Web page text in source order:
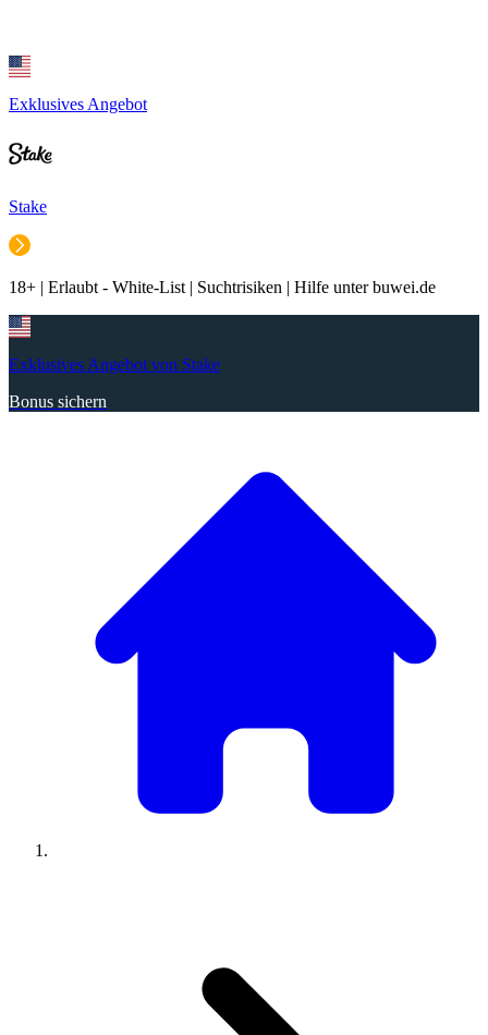
Exklusives Angebot
Stake
18+ | Erlaubt - White-List | Suchtrisiken | Hilfe unter buwei.de
Exklusives Angebot von Stake
Bonus sichern